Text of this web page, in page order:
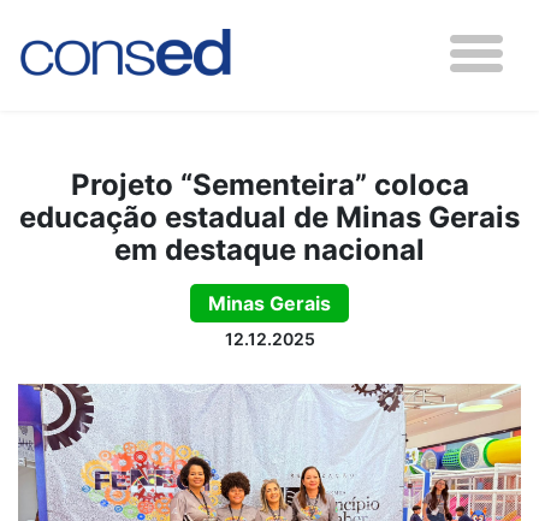
Projeto “Sementeira” coloca
educação estadual de Minas Gerais
em destaque nacional
Minas Gerais
12.12.2025